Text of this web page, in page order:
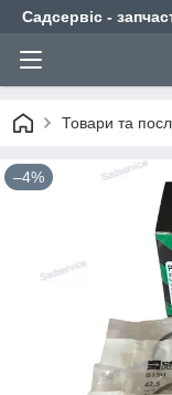
Садсервіс -
Товари та
–4%